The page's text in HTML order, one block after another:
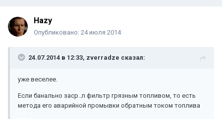
Hazy
Опубликовано: 24 июля 2014
24.07.2014 в 12:33, zverradze сказал:
уже веселее.
Если банально заср..л фильтр грязным топливом, то есть
метода его аварийной промывки обратным током топлива